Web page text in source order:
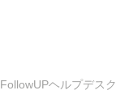
FollowUPヘルプデスク